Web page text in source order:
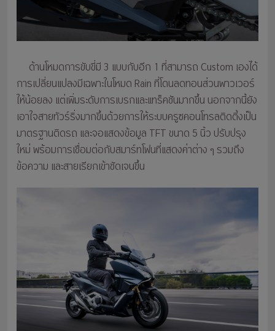
ด้านโหมดการขับขี่มี 3 แบบกับอีก 1 ที่สามารถ Custom เองได้
การเปลี่ยนแปลงมีเฉพาะในโหมด Rain ที่โดนลดทอนส่วนพาวเวอร์
ให้น้อยลง แต่เพิ่มระดับการเบรกและแทร็คชันมากขึ้น นอกจากนี้ยัง
เอาใจสายทัวร์ริ่งมากขึ้นด้วยการให้ระบบครูซคอนโทรลติดตี้งเป็น
มาตรฐานติดรถ และจอแสดงข้อมูล TFT ขนาด 5 นิ้ว ปรับปรุง
ใหม่ พร้อมการเชื่อมต่อกับสมาร์ทโฟนที่แสดงค่าต่าง ๆ รวมถึง
ข้อความ และสายเรียกเข้าชัดเจนขึ้น